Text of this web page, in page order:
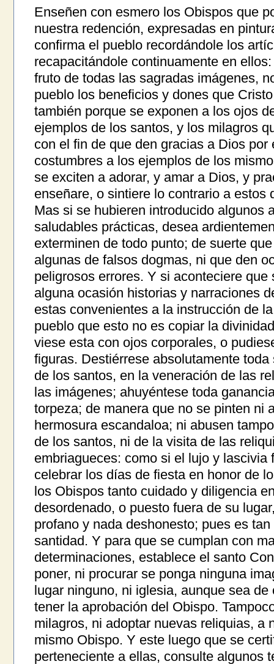
Enseñen con esmero los Obispos que
nuestra redención, expresadas en
confirma el pueblo recordándole los
recapacitándole continuamente en
fruto de todas las sagradas imágenes,
pueblo los beneficios y dones que
también porque se exponen a los ojos
ejemplos de los santos, y los milagros
con el fin de que den gracias a Dios
costumbres a los ejemplos de los
se exciten a adorar, y amar a Dios, y
enseñare, o sintiere lo contrario a estos
Mas si se hubieren introducido algunos
saludables prácticas, desea
exterminen de todo punto; de suerte
algunas de falsos dogmas, ni que den
peligrosos errores. Y si aconteciere que
alguna ocasión historias y narraciones
estas convenientes a la instrucción de
pueblo que esto no es copiar la
viese esta con ojos corporales, o
figuras. Destiérrese absolutamente
de los santos, en la veneración de las
las imágenes; ahuyéntese toda
torpeza; de manera que no se pinten ni
hermosura escandaloa; ni abusen
de los santos, ni de la visita de las
embriagueces: como si el lujo y lascivia
celebrar los días de fiesta en honor de
los Obispos tanto cuidado y diligencia
desordenado, o puesto fuera de su
profano y nada deshonesto; pues es
santidad. Y para que se cumplan con
determinaciones, establece el santo
poner, ni procurar se ponga ninguna
lugar ninguno, ni iglesia, aunque sea
tener la aprobación del Obispo.
milagros, ni adoptar nuevas reliquias, a
mismo Obispo. Y este luego que se
perteneciente a ellas, consulte algunos